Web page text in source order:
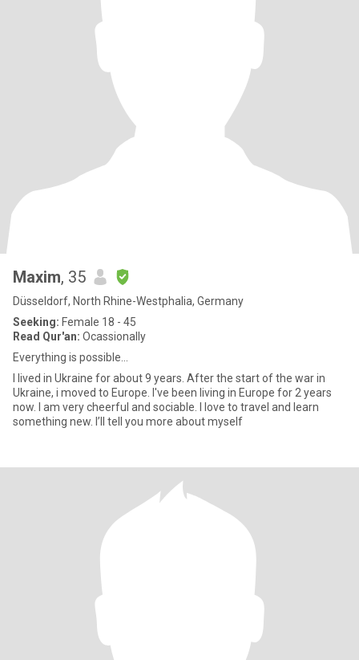
Maxim, 35
Düsseldorf, North Rhine-Westphalia, Germany
Seeking: Female 18 - 45
Read Qur'an: Ocassionally
Everything is possible...
I lived in Ukraine for about 9 years. After the start of the war in
Ukraine, i moved to Europe. I've been living in Europe for 2 years
now. I am very cheerful and sociable. I love to travel and learn
something new. I’ll tell you more about myself